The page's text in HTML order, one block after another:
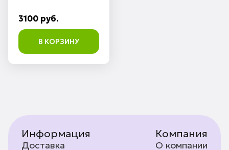
3100 руб.
В КОРЗИНУ
Информация
Доставка
Компания
О компании